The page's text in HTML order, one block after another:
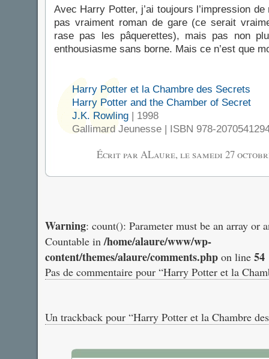
Avec Harry Potter, j’ai toujours l’impression
pas vraiment roman de gare (ce serait
rase pas les pâquerettes), mais pas non
enthousiasme sans borne. Mais ce n’est que
Harry Potter et la Chambre des Secrets
Harry Potter and the Chamber of Secret
J.K. Rowling | 1998
Gallimard Jeunesse | ISBN 978-
Écrit par ALaure, lesamedi 27
Warning: count(): Parameter must be an array or
Countable in/home/alaure/www/wp-
content/themes/alaure/comments.php on line 54
Pas de commentaire pour “Harry Potter et la
Un trackback pour “Harry Potter et la Chambre